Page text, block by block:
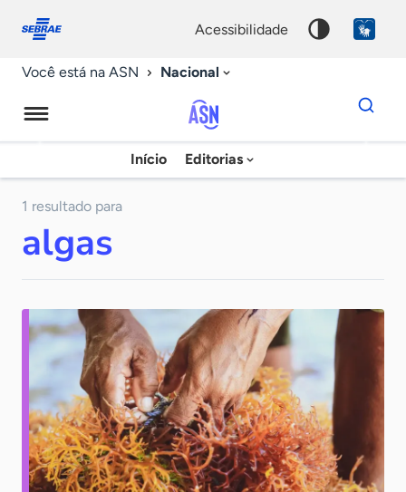
conosco
acessibilidade
Você está na ASN Nacional
Agência
Sebrae
Início Editorias
Dados
para
chave
1 resultado para
algas